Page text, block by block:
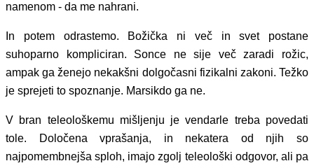
namenom - da me nahrani.
In potem odrastemo. Božička ni več in svet postane
suhoparno kompliciran. Sonce ne sije več zaradi rožic,
ampak ga ženejo nekakšni dolgočasni fizikalni zakoni. Težko
je sprejeti to spoznanje. Marsikdo ga ne.
V bran teleološkemu mišljenju je vendarle treba povedati
tole. Določena vprašanja, in nekatera od njih so
najpomembnejša sploh, imajo zgolj teleološki odgovor, ali pa